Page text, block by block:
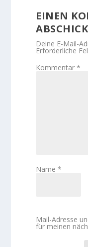
EINEN
Deine E-Mail-
Erforderliche
Kommentar*
Name*
Mail-Adresse
für meinen